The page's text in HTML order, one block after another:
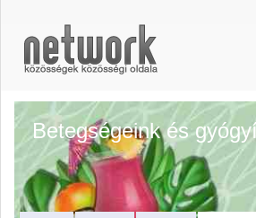
Betegségeink és